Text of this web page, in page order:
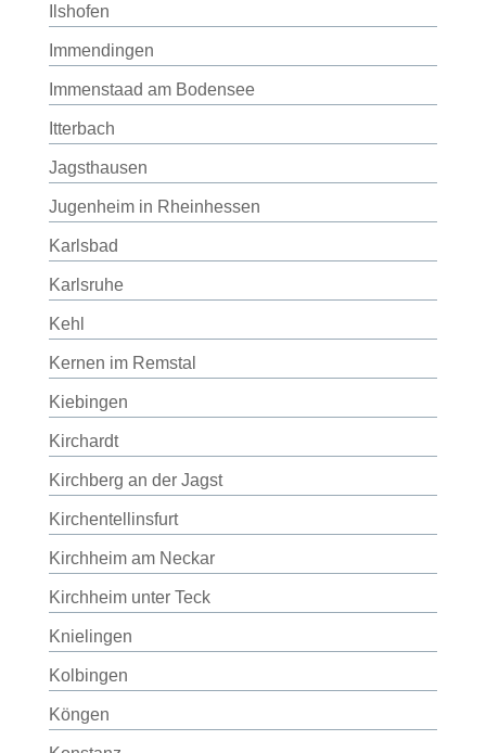
Ilshofen
Immendingen
Immenstaad am Bodensee
Itterbach
Jagsthausen
Jugenheim in Rheinhessen
Karlsbad
Karlsruhe
Kehl
Kernen im Remstal
Kiebingen
Kirchardt
Kirchberg an der Jagst
Kirchentellinsfurt
Kirchheim am Neckar
Kirchheim unter Teck
Knielingen
Kolbingen
Köngen